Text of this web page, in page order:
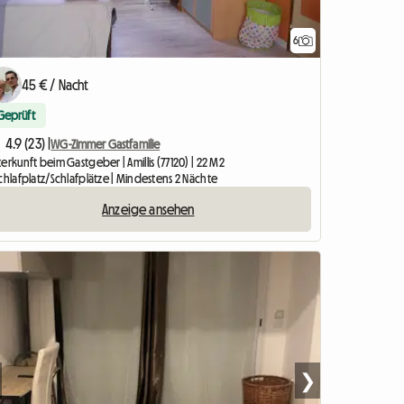
6
45 € / Nacht
4.9 (23) |WG-Zimmer Gastfamilie
beim Gastgeber | Amillis (77120) | 22 M2
Schlafplätze | Mindestens 2 Nächte
Anzeige ansehen
❯